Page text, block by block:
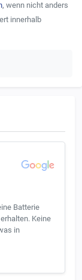
, wenn nicht anders
innerhalb
Batterie
Keine
in